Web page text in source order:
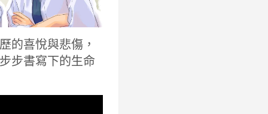
的喜悅與悲傷，
步書寫下的生命